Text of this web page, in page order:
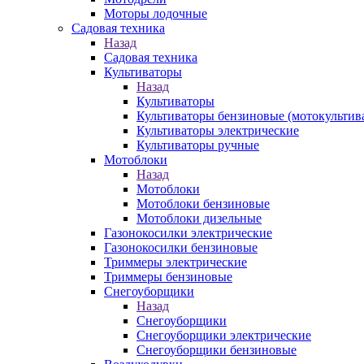
Моторы лодочные
Садовая техника
Назад
Садовая техника
Культиваторы
Назад
Культиваторы
Культиваторы бензиновые
Культиваторы электрические
Культиваторы ручные
Мотоблоки
Назад
Мотоблоки
Мотоблоки бензиновые
Мотоблоки дизельные
Газонокосилки электрические
Газонокосилки бензиновые
Триммеры электрические
Триммеры бензиновые
Снегоуборщики
Назад
Снегоуборщики
Снегоуборщики электрические
Снегоуборщики бензиновые